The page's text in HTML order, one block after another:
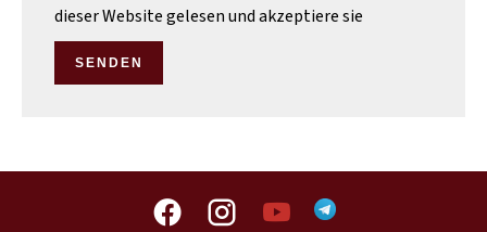
dieser Website gelesen und akzeptiere sie
SENDEN